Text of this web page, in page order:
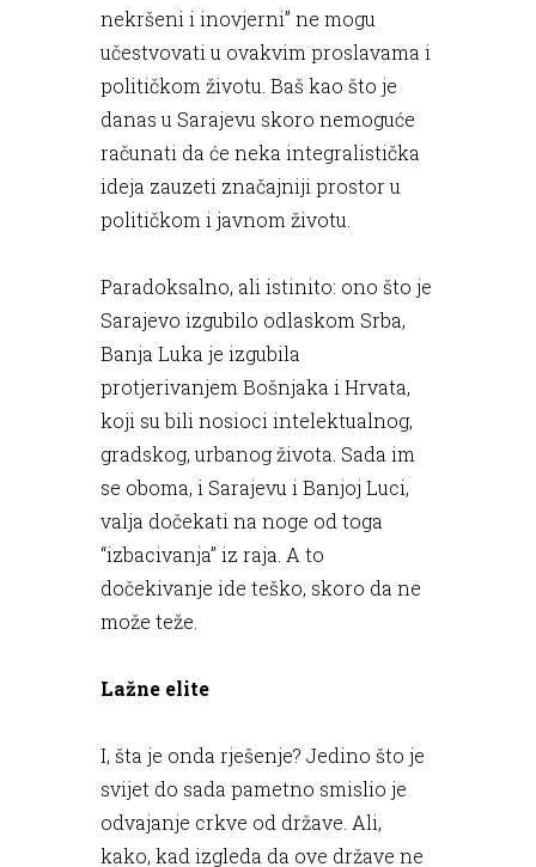
nekršeni i inovjerni” ne mogu
učestvovati u ovakvim proslavama i
političkom životu. Baš kao što je
danas u Sarajevu skoro nemoguće
računati da će neka integralistička
ideja zauzeti značajniji prostor u
političkom i javnom životu.
Paradoksalno, ali istinito: ono što je
Sarajevo izgubilo odlaskom Srba,
Banja Luka je izgubila
protjerivanjem Bošnjaka i Hrvata,
koji su bili nosioci intelektualnog,
gradskog, urbanog života. Sada im
se oboma, i Sarajevu i Banjoj Luci,
valja dočekati na noge od toga
“izbacivanja” iz raja. A to
dočekivanje ide teško, skoro da ne
može teže.
Lažne elite
I, šta je onda rješenje? Jedino što je
svijet do sada pametno smislio je
odvajanje crkve od države. Ali,
kako, kad izgleda da ove države ne